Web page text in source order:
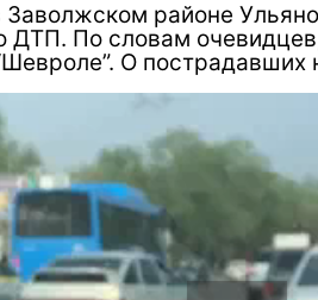
Заволжском районе
ДТП. По словам
О